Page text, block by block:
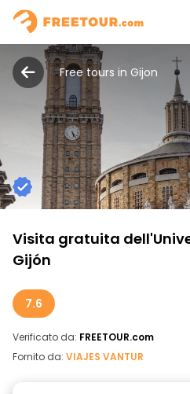
Free tours in Gijon
Visita gratuita
Gijón
7.6
Verificato da: FREETOUR.com
Fornito da: VIAJES VANTUR